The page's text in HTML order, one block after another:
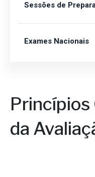
da
Sessões de
Exames Nacionais